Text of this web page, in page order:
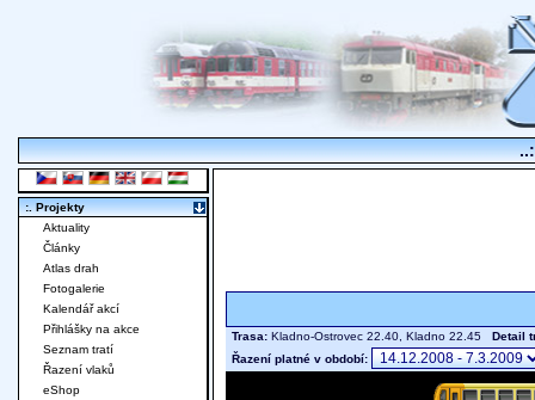
Trasa: Kladno-Ostrovec 22.40, Kladno 22.45 Detail
Řazení platné v období:
:. Projekty
Aktuality
Články
Atlas drah
Fotogalerie
Kalendář akcí
Přihlášky na akce
Seznam tratí
Řazení vlaků
eShop